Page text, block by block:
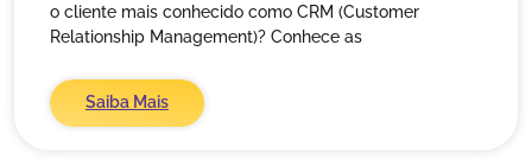
o cliente mais conhecido como CRM (Customer
Relationship Management)? Conhece as
Saiba Mais